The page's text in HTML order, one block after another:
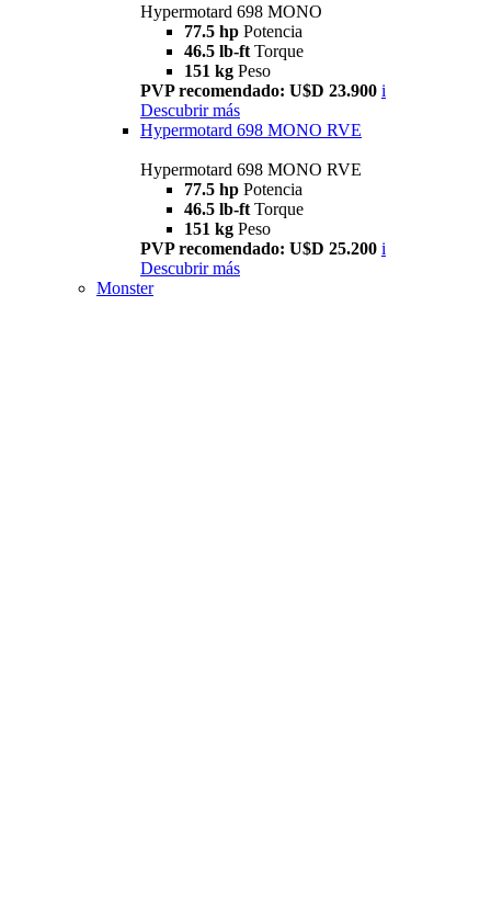
Hypermotard 698 MONO
77.5 hp Potencia
46.5 lb-ft Torque
151 kg Peso
PVP recomendado: U$D 23.900 i
Descubrir más
Hypermotard 698 MONO RVE
Hypermotard 698 MONO RVE
77.5 hp Potencia
46.5 lb-ft Torque
151 kg Peso
PVP recomendado: U$D 25.200 i
Descubrir más
Monster